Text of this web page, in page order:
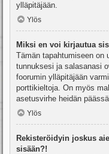
ylläpitäjään.
Ylös
Miksi en voi kirjautua
Tämän tapahtumiseen
tunnuksesi ja salasanasi
foorumin ylläpitäjään
porttikieltoja. On myös
asetusvirhe heidän
Ylös
Rekisteröidyin joskus
sisään?!